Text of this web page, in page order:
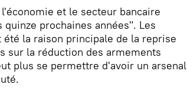
et le secteur bancaire
prochaines années". Les
la raison principale de la reprise
sur la réduction des armements
plus se permettre d'avoir un arsenal